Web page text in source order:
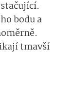
bodu a
tmavší